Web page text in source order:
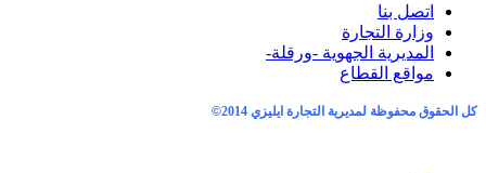
اتصل بنا
وزارة التجارة
المديرية الجهوية -ورقلة-
مواقع القطاع
كل الحقوق محفوظة لمديرية التجارة ايليزي 2014 ©